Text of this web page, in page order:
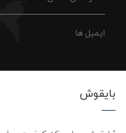
ایمیل ها :
بایقوش